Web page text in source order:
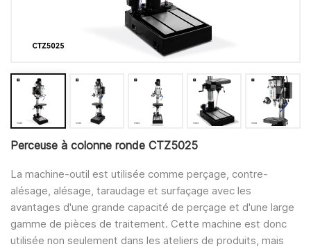
Perceuse à colonne ronde CTZ5025
La machine-outil est utilisée comme perçage, contre-
alésage, alésage, taraudage et surfaçage avec les
avantages d'une grande capacité de perçage et d'une large
gamme de pièces de traitement. Cette machine est donc
utilisée non seulement dans les ateliers de produits, mais